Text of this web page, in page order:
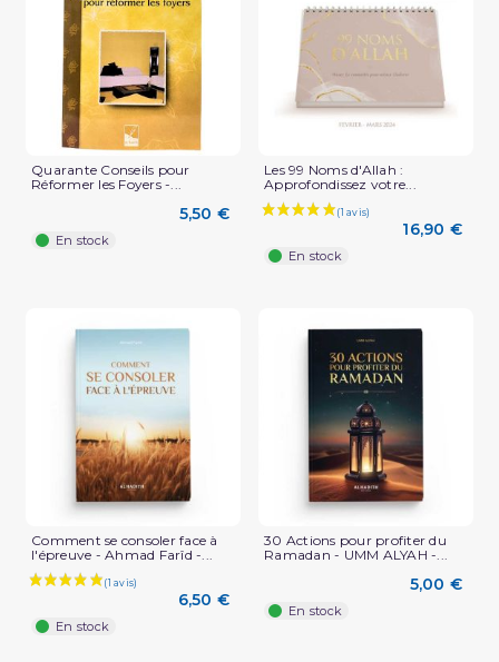
Quarante Conseils pour
Réformer les Foyers -...
5,50 €
En stock
Les 99 Noms d'Allah :
Approfondissez votre...
16,90 €
En stock
Comment se consoler face à
l'épreuve - Ahmad Farîd -...
6,50 €
En stock
30 Actions pour profiter du
Ramadan - UMM ALYAH -...
5,00 €
En stock